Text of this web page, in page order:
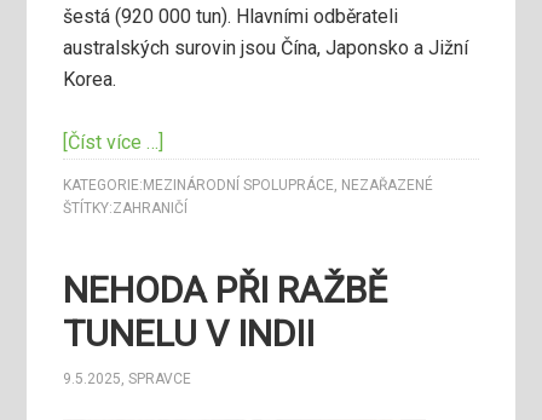
šestá (920 000 tun). Hlavními odběrateli
australských surovin jsou Čína, Japonsko a Jižní
Korea.
[Číst více …]
KATEGORIE: MEZINÁRODNÍ SPOLUPRÁCE, NEZAŘAZENÉ
ŠTÍTKY:ZAHRANIČÍ
NEHODA PŘI RAŽBĚ
TUNELU V INDII
9.5.2025,SPRAVCE